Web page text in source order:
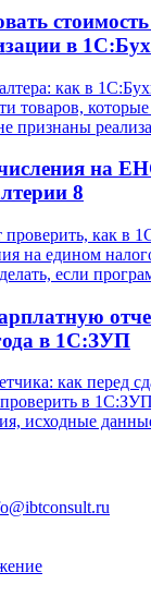
в
как в
товаров,
признаны
на
8
как в
на едином
если
в 1С:ЗУП
как перед
проверить в
исходные